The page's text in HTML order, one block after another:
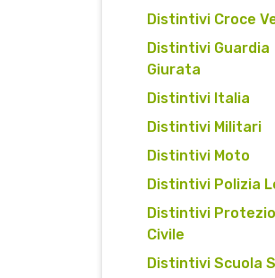
Distintivi Croce
Distintivi Guardia
Giurata
Distintivi Italia
Distintivi Militari
Distintivi Moto
Distintivi Polizia
Distintivi
Civile
Distintivi Scuola